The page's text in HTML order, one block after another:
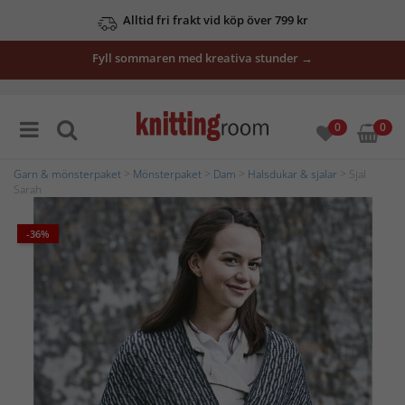
Alltid fri frakt vid köp över 799 kr
Fyll sommaren med kreativa stunder →
0 0
Garn & mönsterpaket Mönsterpaket Dam Halsdukar & sjalar > Sjal
Sarah
-36%